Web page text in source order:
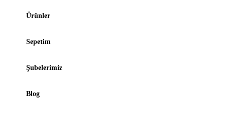
Ürünler
Sepetim
Şubelerimiz
Blog